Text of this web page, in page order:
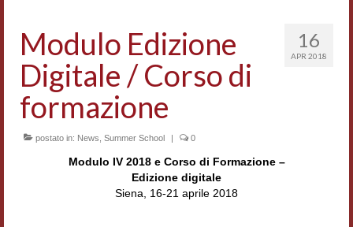
Organizzazione e contatti
Staff
I Deug-Su
Statuto
Relazioni sulle attività
16
APR 2018
Modulo Edizione
Digitale / Corso di
formazione
postato in: News Summer School | 0
Modulo IV 2018 e Corso di Formazione –
Edizione digitale
Siena, 16-21 aprile 2018